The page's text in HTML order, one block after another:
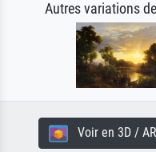
Autres variations
Voir en 3D / AR